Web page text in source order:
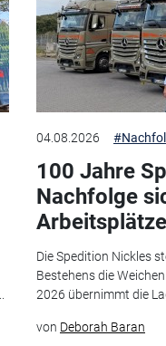
04.08.2026
100 Jahre
Nachfolge
Arbeitsplätze
Die Spedition Nickles
Bestehens die
2026 übernimmt die
von Deborah Baran